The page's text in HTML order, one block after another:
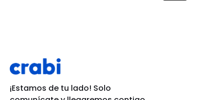
¡Estamos de tu lado! Solo